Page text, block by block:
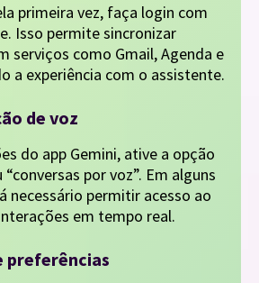
primeira vez, faça login com
Isso permite sincronizar
serviços como Gmail, Agenda e
a experiência com o assistente.
de voz
do app Gemini, ative a opção
“conversas por voz”. Em alguns
necessário permitir acesso ao
em tempo real.
preferências